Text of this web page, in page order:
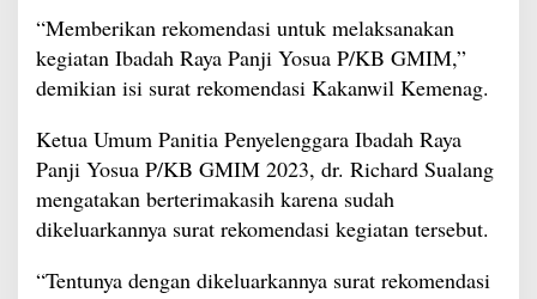
“Memberikan rekomendasi untuk melaksanakan
kegiatan Ibadah Raya Panji Yosua P/KB GMIM,”
demikian isi surat rekomendasi Kakanwil Kemenag.
Ketua Umum Panitia Penyelenggara Ibadah Raya
Panji Yosua P/KB GMIM 2023, dr. Richard Sualang
mengatakan berterimakasih karena sudah
dikeluarkannya surat rekomendasi kegiatan tersebut.
“Tentunya dengan dikeluarkannya surat rekomendasi